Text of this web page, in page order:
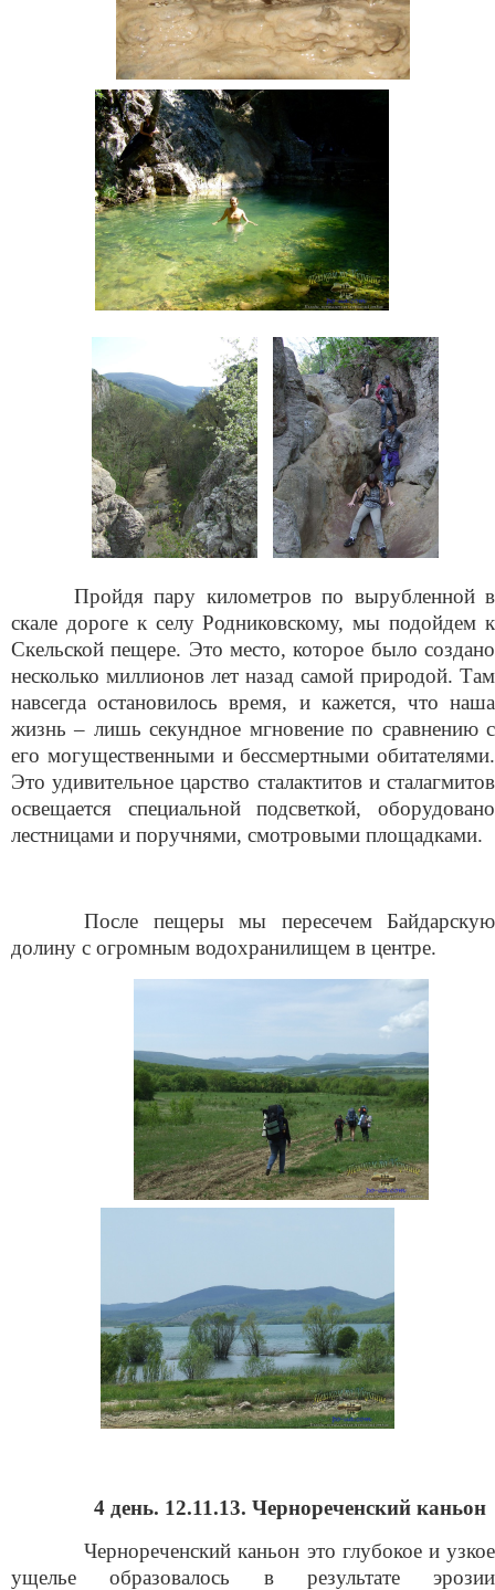
Пройдя пару километров по вырубленной в
скале дороге к селу Родниковскому, мы подойдем к
Скельской пещере. Это место, которое было создано
несколько миллионов лет назад самой природой. Там
навсегда остановилось время, и кажется, что наша
жизнь – лишь секундное мгновение по сравнению с
его могущественными и бессмертными обитателями.
Это удивительное царство сталактитов и сталагмитов
освещается специальной подсветкой, оборудовано
лестницами и поручнями, смотровыми площадками.
После пещеры мы пересечем Байдарскую
долину с огромным водохранилищем в центре.
4 день. 12.11.13. Чернореченский каньон
Чернореченский каньон это глубокое и узкое
ущелье образовалось в результате эрозии